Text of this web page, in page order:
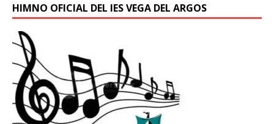
HIMNO OFICIAL DEL IES VEGA DEL ARGOS